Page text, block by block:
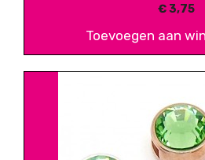
€3,75
Toevoegen aan